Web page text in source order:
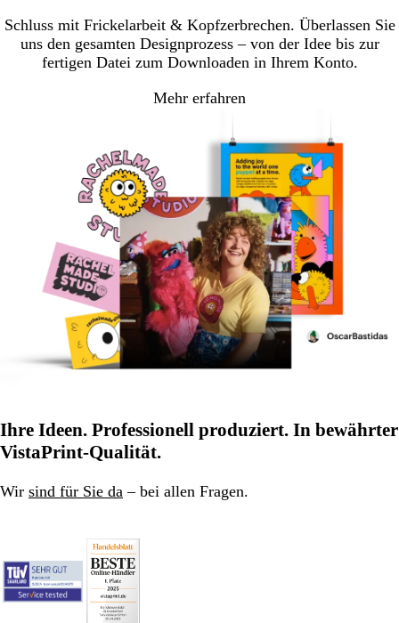
Schluss mit Frickelarbeit & Kopfzerbrechen. Überlassen Sie
uns den gesamten Designprozess – von der Idee bis zur
fertigen Datei zum Downloaden in Ihrem Konto.
Mehr erfahren
Ihre Ideen. Professionell produziert. In bewährter
VistaPrint-Qualität.
Wir sind für Sie da – bei allen Fragen.